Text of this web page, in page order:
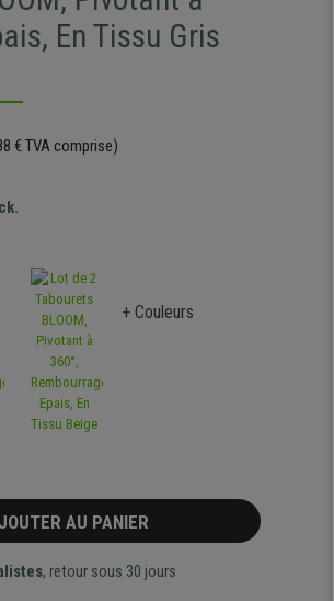
En Tissu Gris
€ TVA comprise)
+ Couleurs
AU PANIER
, retour sous 30 jours